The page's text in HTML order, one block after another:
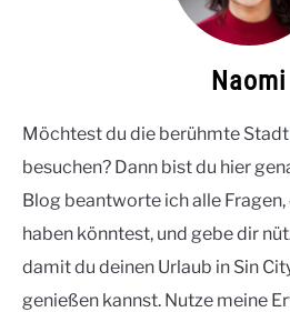
Naomi
Möchtest du die berühmte Stadt
besuchen? Dann bist du hier
Blog beantworte ich alle Fragen,
haben könntest, und gebe dir
damit du deinen Urlaub in Sin
genießen kannst. Nutze meine